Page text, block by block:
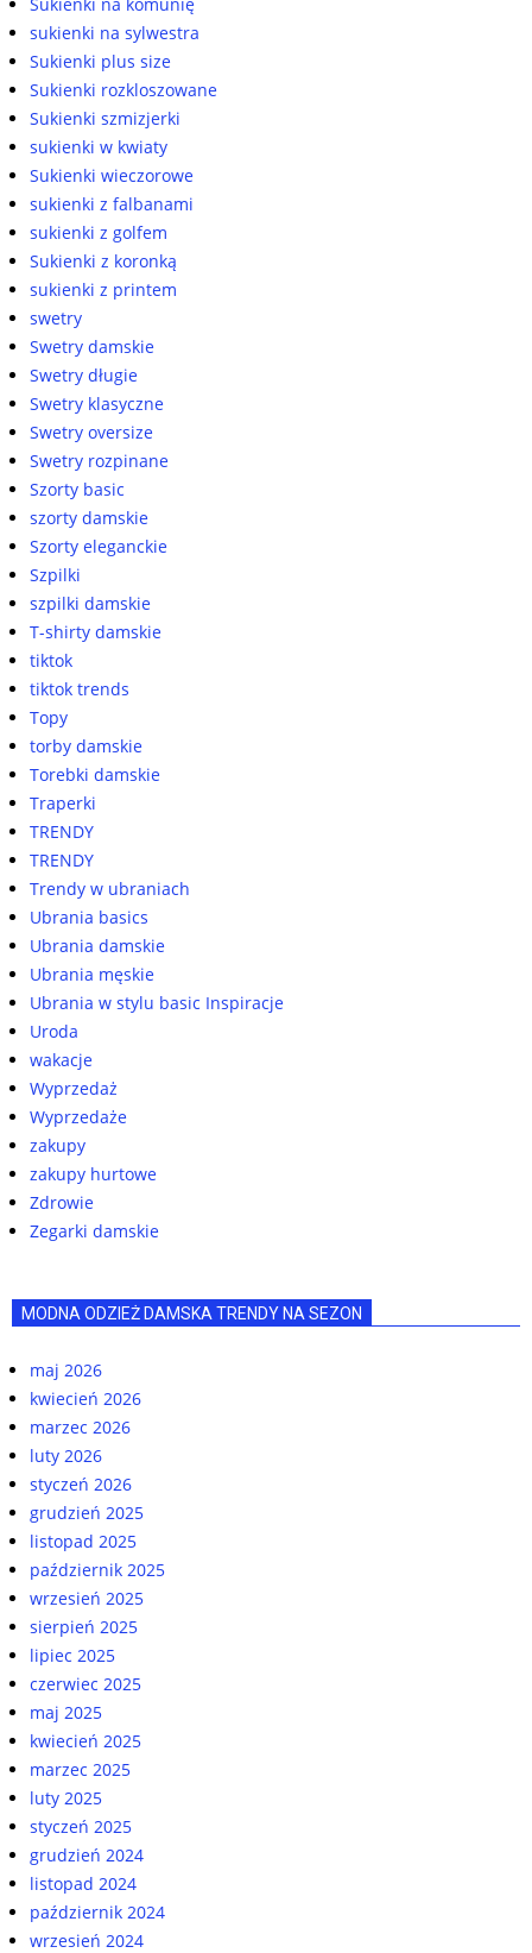
sukienki na sylwestra
Sukienki plus size
Sukienki rozkloszowane
Sukienki szmizjerki
sukienki w kwiaty
Sukienki wieczorowe
sukienki z falbanami
sukienki z golfem
Sukienki z koronką
sukienki z printem
swetry
Swetry damskie
Swetry długie
Swetry klasyczne
Swetry oversize
Swetry rozpinane
Szorty basic
szorty damskie
Szorty eleganckie
Szpilki
szpilki damskie
T-shirty damskie
tiktok
tiktok trends
Topy
torby damskie
Torebki damskie
Traperki
TRENDY
TRENDY
Trendy w ubraniach
Ubrania basics
Ubrania damskie
Ubrania męskie
Ubrania w stylu basic Inspiracje
Uroda
wakacje
Wyprzedaż
Wyprzedaże
zakupy
zakupy hurtowe
Zdrowie
Zegarki damskie
MODNA ODZIEŻ DAMSKA TRENDY NA SEZON
maj 2026
kwiecień 2026
marzec 2026
luty 2026
styczeń 2026
grudzień 2025
listopad 2025
październik 2025
wrzesień 2025
sierpień 2025
lipiec 2025
czerwiec 2025
maj 2025
kwiecień 2025
marzec 2025
luty 2025
styczeń 2025
grudzień 2024
listopad 2024
październik 2024
wrzesień 2024